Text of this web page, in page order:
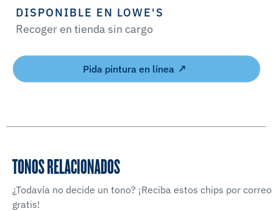
DISPONIBLE EN LOWE'S
Recoger en tienda sin cargo
Pida pintura en línea
TONOS RELACIONADOS
¿Todavía no decide un tono? ¡Reciba estos chips por correo
gratis!